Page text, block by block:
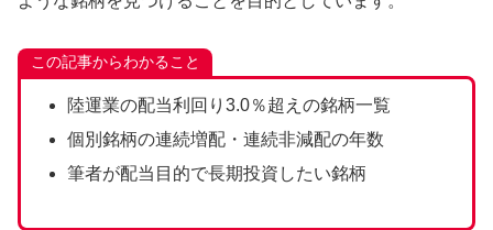
この記事からわかること
陸運業の配当利回り3.0％超えの銘柄一覧
個別銘柄の連続増配・連続非減配の年数
筆者が配当目的で長期投資したい銘柄